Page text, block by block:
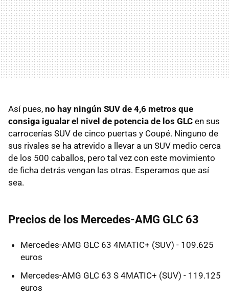
Así pues, no hay ningún SUV de 4,6 metros que
consiga igualar el nivel de potencia de los GLC en sus
carrocerías SUV de cinco puertas y Coupé. Ninguno de
sus rivales se ha atrevido a llevar a un SUV medio cerca
de los 500 caballos, pero tal vez con este movimiento
de ficha detrás vengan las otras. Esperamos que así
sea.
Precios de los Mercedes-AMG GLC 63
Mercedes-AMG GLC 63 4MATIC+ (SUV) - 109.625
euros
Mercedes-AMG GLC 63 S 4MATIC+ (SUV) - 119.125
euros